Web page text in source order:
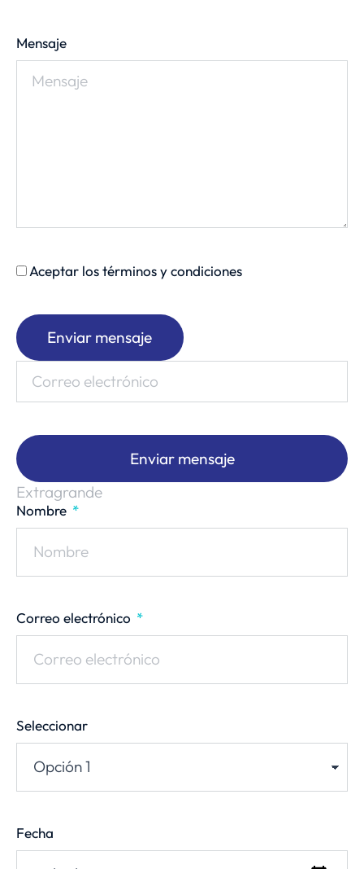
Mensaje
Aceptar los términos y condiciones
Enviar mensaje
Enviar mensaje
Extragrande
Nombre
Correo electrónico
Seleccionar
Fecha